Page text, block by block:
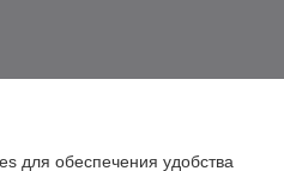
для обеспечения удобства